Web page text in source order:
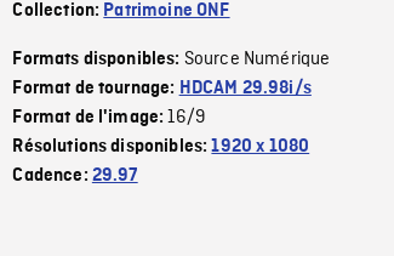
Collection: Patrimoine ONF
Formats disponibles: Source Numérique
Format de tournage: HDCAM 29.98i/s
Format de l'image:16/9
Résolutions disponibles:1920 x 1080
Cadence: 29.97